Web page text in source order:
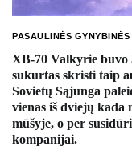
PASAULINĖS
XB-70 Valkyrie buvo
sukurtas skristi taip
Sovietų Sąjunga
vienas iš dviejų kada
mūšyje, o per
kompanijai.